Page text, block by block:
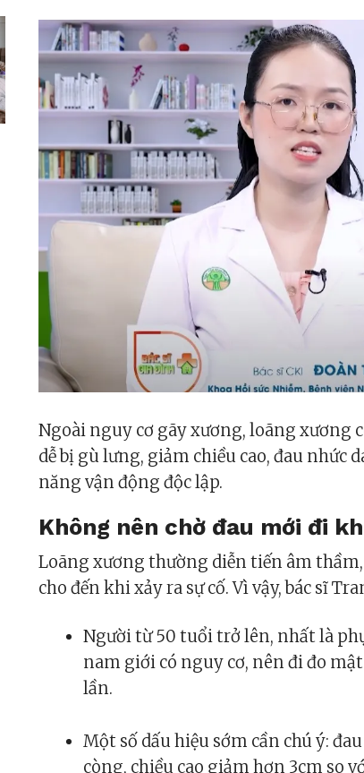
Ngoài nguy cơ gãy xương, loãng xương
dễ bị gù lưng, giảm chiều cao, đau nhức
năng vận động độc lập.
Không nên chờ đau mới đi
Loãng xương thường diễn tiến âm
cho đến khi xảy ra sự cố. Vì vậy, bác sĩ
Người từ 50 tuổi trở lên, nhất là
nam giới có nguy cơ, nên đi đo
lần.
Một số dấu hiệu sớm cần chú ý:
còng, chiều cao giảm hơn 3cm so